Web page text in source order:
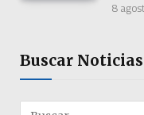
8
Buscar Noticias